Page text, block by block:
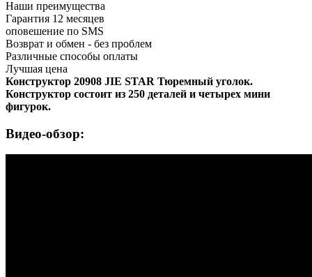
Наши преимущества
Гарантия 12 месяцев
оповешение по SMS
Возврат и обмен - без проблем
Различные способы оплаты
Лучшая цена
Конструктор 20908 JIE STAR Тюремный уголок.
Конструктор состоит из 250 деталей и четырех мини
фигурок.
Видео-обзор: